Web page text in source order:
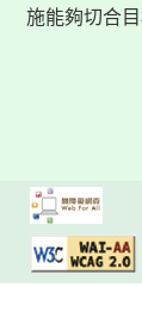
施能夠切合